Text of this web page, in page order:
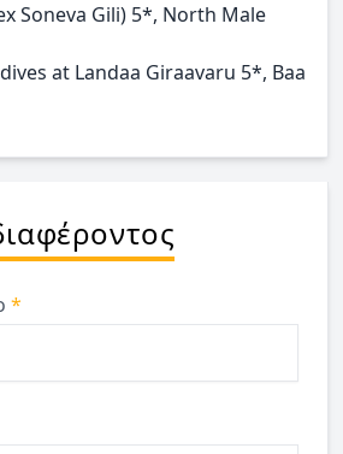
Soneva Gili) 5*, North Male
at Landaa Giraavaru 5*, Baa
*